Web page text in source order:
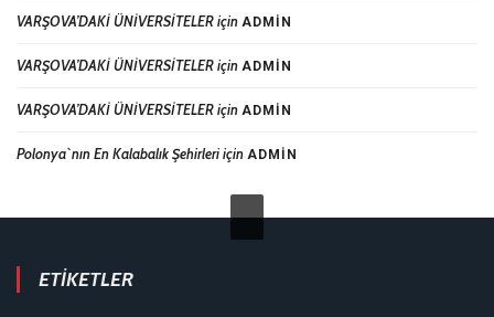
VARŞOVA’DAKİ ÜNİVERSİTELERiçin ADMIN
VARŞOVA’DAKİ ÜNİVERSİTELERiçin ADMIN
VARŞOVA’DAKİ ÜNİVERSİTELERiçin ADMIN
Polonya`nın En Kalabalık Şehirleriiçin ADMIN
ETIKETLER